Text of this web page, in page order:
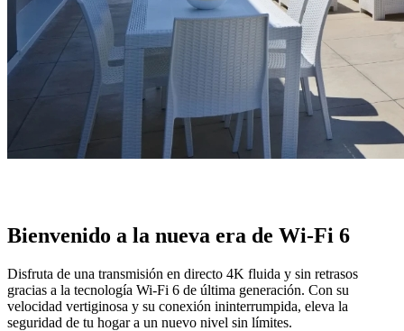
Bienvenido a la nueva era de Wi-Fi 6
Disfruta de una transmisión en directo 4K fluida y sin retrasos
gracias a la tecnología Wi-Fi 6 de última generación. Con su
velocidad vertiginosa y su conexión ininterrumpida, eleva la
seguridad de tu hogar a un nuevo nivel sin límites.